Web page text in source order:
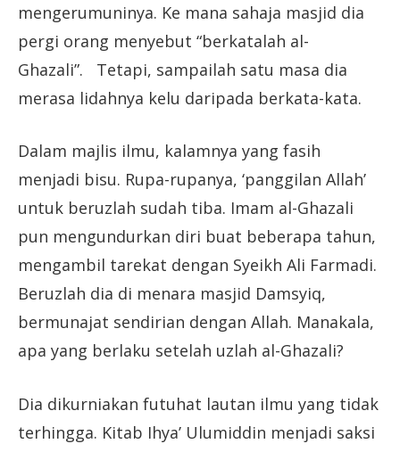
mengerumuninya. Ke mana sahaja masjid dia
pergi orang menyebut “berkatalah al-
Ghazali”. Tetapi, sampailah satu masa dia
merasa lidahnya kelu daripada berkata-kata.
Dalam majlis ilmu, kalamnya yang fasih
menjadi bisu. Rupa-rupanya, ‘panggilan Allah’
untuk beruzlah sudah tiba. Imam al-Ghazali
pun mengundurkan diri buat beberapa tahun,
mengambil tarekat dengan Syeikh Ali Farmadi.
Beruzlah dia di menara masjid Damsyiq,
bermunajat sendirian dengan Allah. Manakala,
apa yang berlaku setelah uzlah al-Ghazali?
Dia dikurniakan futuhat lautan ilmu yang tidak
terhingga. Kitab Ihya’ Ulumiddin menjadi saksi